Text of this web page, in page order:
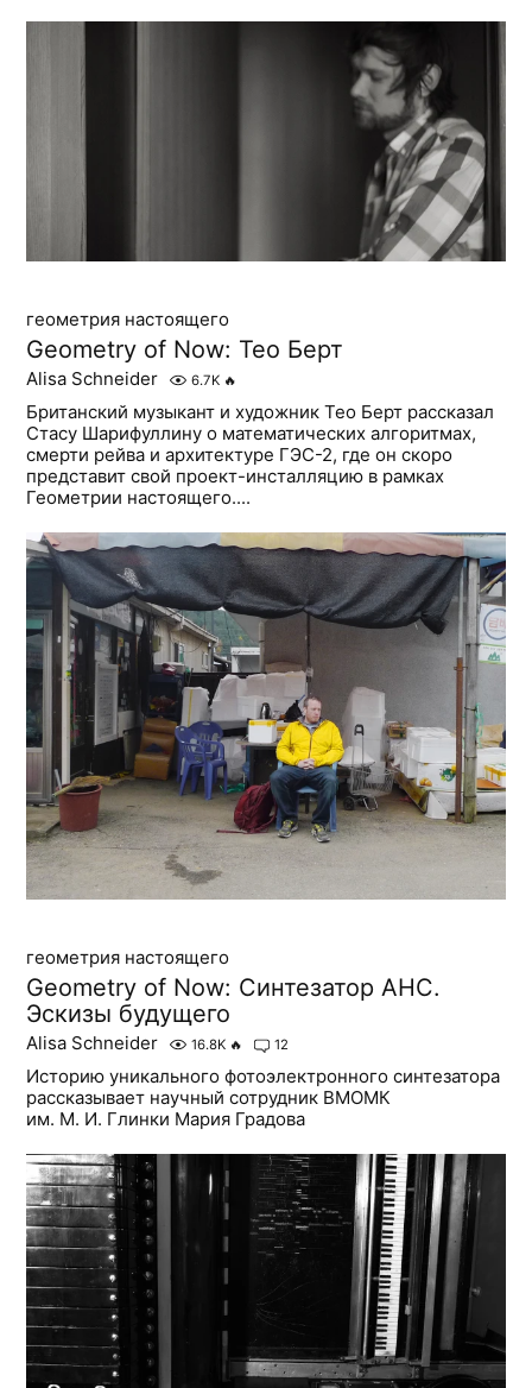
геометрия настоящего
Geometry of Now: Тео Берт
Alisa Schneider 6.7K 🔥
Британский музыкант и художник Тео Берт рассказал
Стасу Шарифуллину о математических алгоритмах,
смерти рейва и архитектуре ГЭС-2, где он скоро
представит свой проект-инсталляцию в рамках
Геометрии настоящего....
геометрия настоящего
Geometry of Now: Синтезатор АНС.
Эскизы будущего
Alisa Schneider 16.8K 🔥 12
Историю уникального фотоэлектронного синтезатора
рассказывает научный сотрудник ВМОМК
им. М. И. Глинки Мария Градова